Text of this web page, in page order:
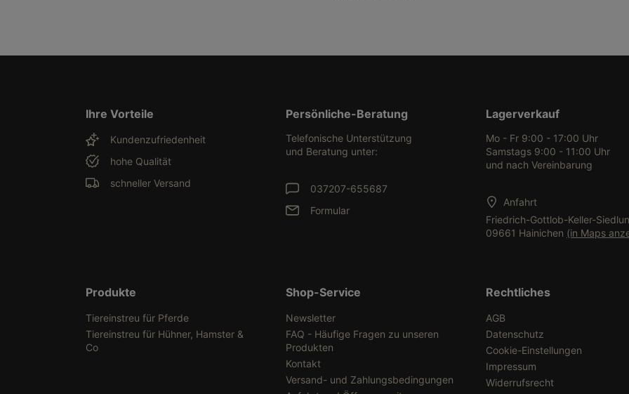
Ihre Vorteile
Kundenzufriedenheit
hohe Qualität
schneller Versand
Persönliche-Beratung
Telefonische Unterstützung
und Beratung unter:
037207-655687
Formular
Lagerverkauf
Mo - Fr 9:00 - 17:00 Uhr
Samstags 9:00 - 11:00 Uhr
und nach Vereinbarung
Anfahrt
Friedrich-Gottlob-Keller-
09661 Hainichen (in Maps
Produkte
Tiereinstreu für Pferde
Tiereinstreu für Hühner, Hamster &
Co
Shop-Service
Newsletter
FAQ - Häufige Fragen zu unseren
Produkten
Kontakt
Versand- und Zahlungsbedingungen
Rechtliches
AGB
Datenschutz
Cookie-Einstellungen
Impressum
Widerrufsrecht